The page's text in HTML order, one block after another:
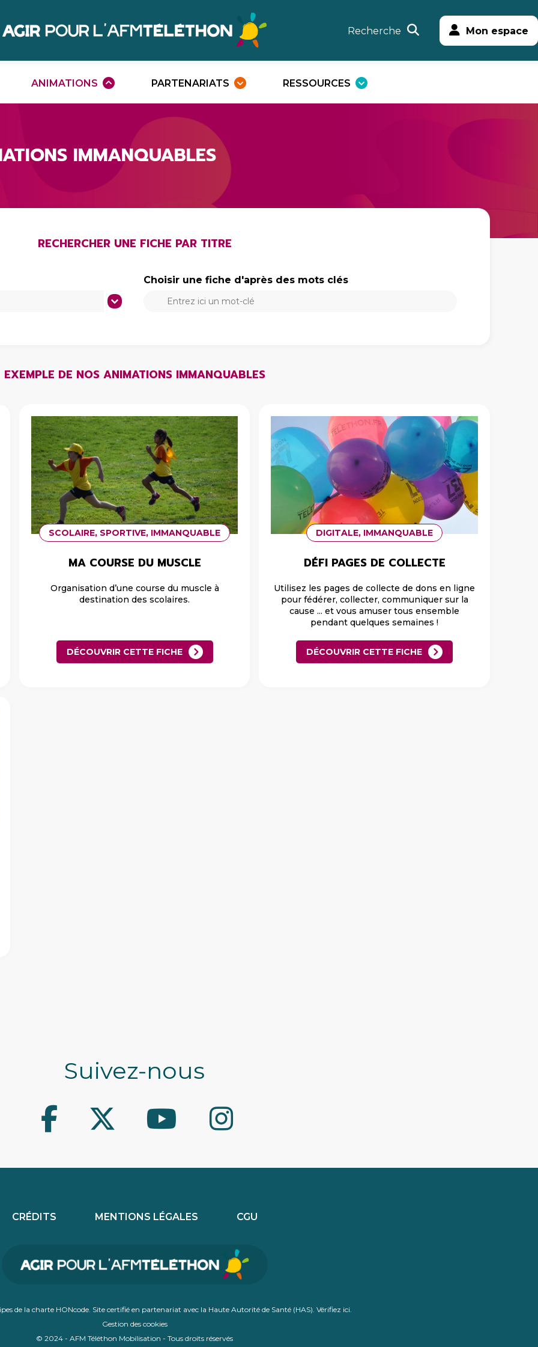
Agir
Téléthon
Recherche Mon espace
ANIMATIONS
Ouvrir
le
PARTENARIATS
Ouvrir
le
RESSOURCES
le
IMMANQUABLES
RECHERCHER UNE FICHE PAR TITRE
Choisir une fiche d'après des mots clés
Choisir une fiche d'après des mots clés
Choisir une fiche d'après des mots clés
EXEMPLE DE NOS ANIMATIONS IMMANQUABLES
SCOLAIRE, SPORTIVE, IMMANQUABLE
MA COURSE DU MUSCLE
Organisation d’une course du muscle à
destination des scolaires.
DÉCOUVRIR CETTE FICHE
DIGITALE, IMMANQUABLE
DÉFI PAGES DE COLLECTE
Utilisez les pages de collecte de dons en ligne
pour fédérer, collecter, communiquer sur la
cause ... et vous amuser tous ensemble
pendant quelques semaines !
DÉCOUVRIR CETTE FICHE
Suivez-nous
CRÉDITS MENTIONS LÉGALES CGU
de la charte HONcode. Site certifié en partenariat avec la Haute Autorité de Santé (HAS). Vérifiez ici
Gestion des cookies
© 2024 - AFM Téléthon Mobilisation - Tous droits réservés